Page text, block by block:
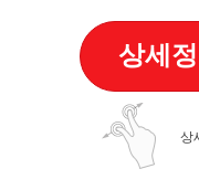
상세
상